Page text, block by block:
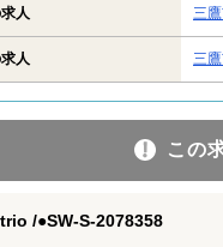
人 三
人 三
この
/●SW-S-2078358